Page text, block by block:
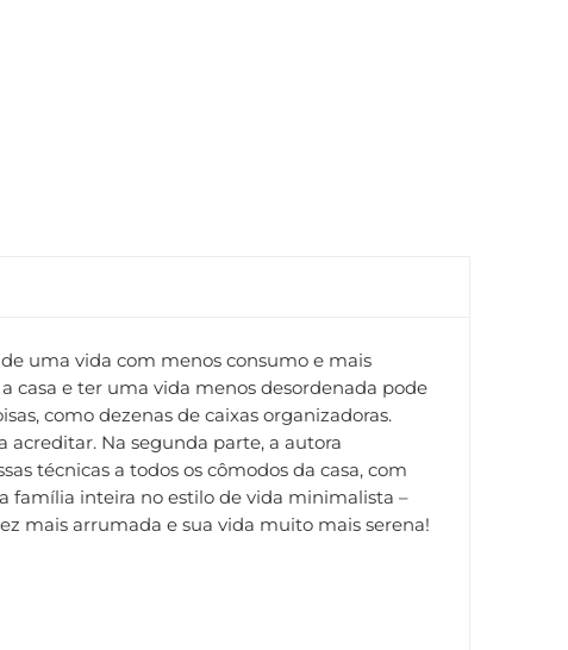
uma vida com menos consumo e mais
casa e ter uma vida menos desordenada pode
como dezenas de caixas organizadoras.
acreditar. Na segunda parte, a autora
técnicas a todos os cômodos da casa, com
família inteira no estilo de vida minimalista –
mais arrumada e sua vida muito mais serena!